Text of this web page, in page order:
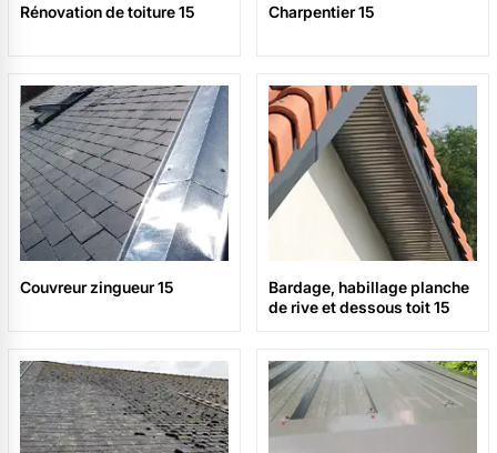
Rénovation de toiture 15 Charpentier 15
Couvreur zingueur 15
Bardage, habillage planche
de rive et dessous toit 15